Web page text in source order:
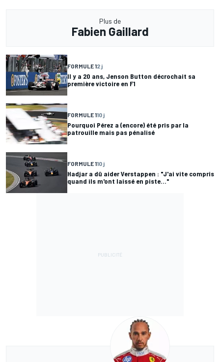
Plus de
Fabien Gaillard
FORMULE 12 j
Il y a 20 ans, Jenson Button décrochait sa
première victoire en F1
FORMULE 110 j
Pourquoi Pérez a (encore) été pris par la
patrouille mais pas pénalisé
FORMULE 110 j
Hadjar a dû aider Verstappen : "J'ai vite compris
quand ils m'ont laissé en piste..."